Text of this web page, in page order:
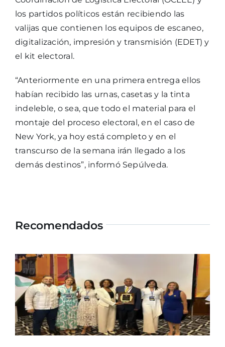
los partidos políticos están recibiendo las
valijas que contienen los equipos de escaneo,
digitalización, impresión y transmisión (EDET) y
el kit electoral.
“Anteriormente en una primera entrega ellos
habían recibido las urnas, casetas y la tinta
indeleble, o sea, que todo el material para el
montaje del proceso electoral, en el caso de
New York, ya hoy está completo y en el
transcurso de la semana irán llegado a los
demás destinos”, informó Sepúlveda.
Recomendados